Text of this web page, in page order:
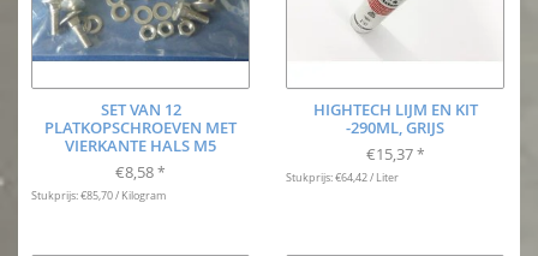
SET VAN 12
PLATKOPSCHROEVEN MET
VIERKANTE HALS M5
€8,58 *
Stukprijs: €85,70 / Kilogram
HIGHTECH LIJM EN KIT
-290ML, GRIJS
€15,37 *
Stukprijs: €64,42 / Liter